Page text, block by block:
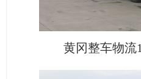
黄冈整车物流